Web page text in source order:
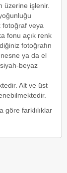
üzerine işlenir.
fotoğraf veya
fonu açık renk
fotoğrafın
nesne ya da el
siyah-beyaz
Alt ve üst
göre farklılıklar